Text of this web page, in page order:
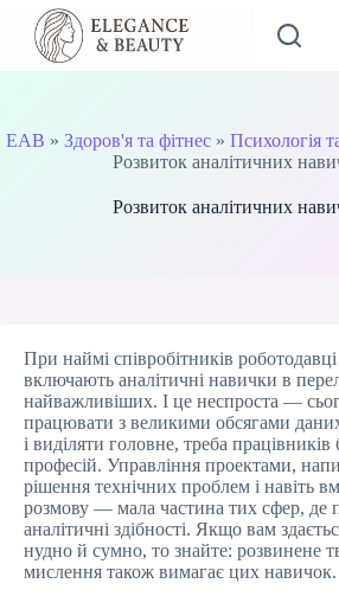
Перейти
вмісту
EAB » Здоров'я та фітнес» Психологія
Розвиток аналітичних
Розвиток аналітичних
При наймі співробітників
включають аналітичні навички в
найважливіших. І це неспроста —
працювати з великими обсягами
і виділяти головне, треба працівників
професій. Управління проектами,
рішення технічних проблем і навіть
розмову — мала частина тих сфер, де
аналітичні здібності. Якщо вам
нудно й сумно, то знайте: розвинене
мислення також вимагає цих навичок.